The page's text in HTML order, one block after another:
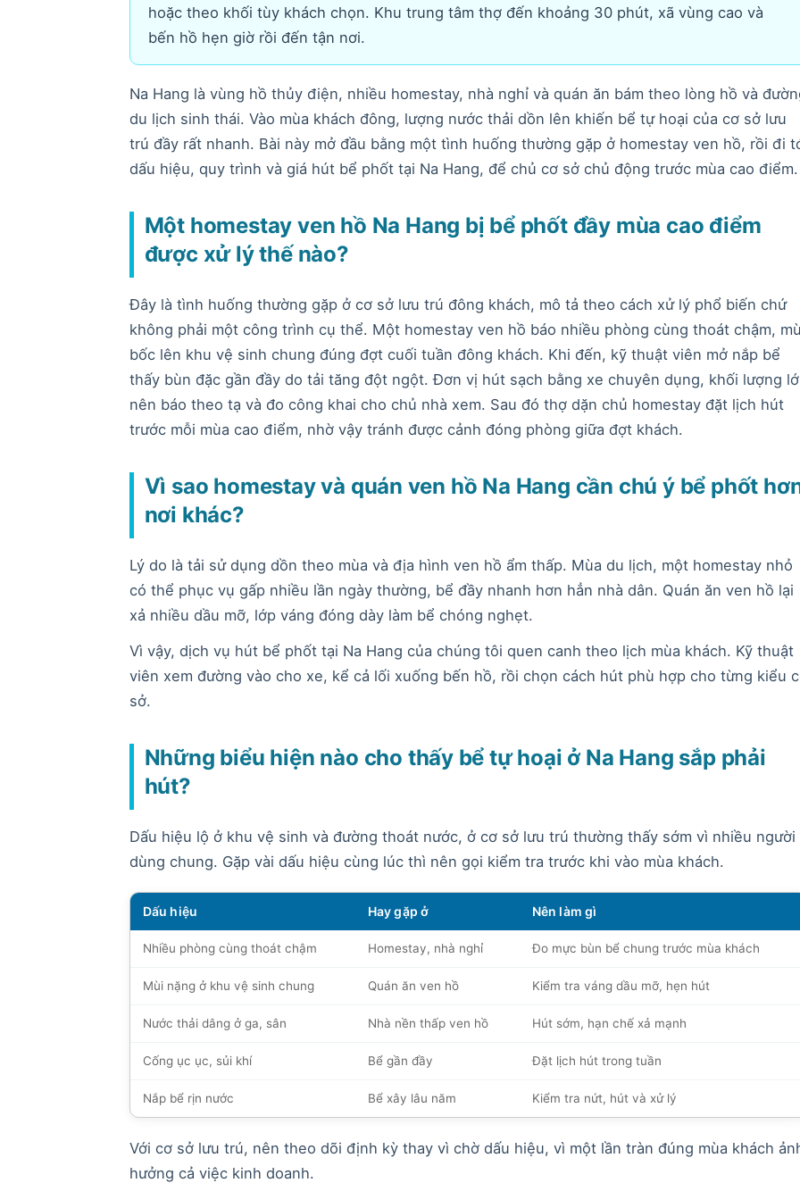
hoặc theo khối tùy khách chọn. Khu trung tâm thợ đến khoảng 30 phút, xã vùng cao và
bến hồ hẹn giờ rồi đến tận nơi.
Na Hang là vùng hồ thủy điện, nhiều homestay, nhà nghỉ và quán ăn bám theo lòng hồ và
du lịch sinh thái. Vào mùa khách đông, lượng nước thải dồn lên khiến bể tự hoại của cơ sở lưu
trú đầy rất nhanh. Bài này mở đầu bằng một tình huống thường gặp ở homestay ven hồ, rồi đi
dấu hiệu, quy trình và giá hút bể phốt tại Na Hang, để chủ cơ sở chủ động trước mùa cao điểm.
Một homestay ven hồ Na Hang bị bể phốt đầy mùa cao điểm
được xử lý thế nào?
Đây là tình huống thường gặp ở cơ sở lưu trú đông khách, mô tả theo cách xử lý phổ biến chứ
không phải một công trình cụ thể. Một homestay ven hồ báo nhiều phòng cùng thoát chậm,
bốc lên khu vệ sinh chung đúng đợt cuối tuần đông khách. Khi đến, kỹ thuật viên mở nắp bể
thấy bùn đặc gần đầy do tải tăng đột ngột. Đơn vị hút sạch bằng xe chuyên dụng, khối lượng
nên báo theo tạ và đo công khai cho chủ nhà xem. Sau đó thợ dặn chủ homestay đặt lịch hút
trước mỗi mùa cao điểm, nhờ vậy tránh được cảnh đóng phòng giữa đợt khách.
Vì sao homestay và quán ven hồ Na Hang cần chú ý bể phốt
nơi khác?
Lý do là tải sử dụng dồn theo mùa và địa hình ven hồ ẩm thấp. Mùa du lịch, một homestay nhỏ
có thể phục vụ gấp nhiều lần ngày thường, bể đầy nhanh hơn hẳn nhà dân. Quán ăn ven hồ lại
xả nhiều dầu mỡ, lớp váng đóng dày làm bể chóng nghẹt.
Vì vậy, dịch vụ hút bể phốt tại Na Hang của chúng tôi quen canh theo lịch mùa khách. Kỹ thuật
viên xem đường vào cho xe, kể cả lối xuống bến hồ, rồi chọn cách hút phù hợp cho từng kiểu
sở.
Những biểu hiện nào cho thấy bể tự hoại ở Na Hang sắp phải
hút?
Dấu hiệu lộ ở khu vệ sinh và đường thoát nước, ở cơ sở lưu trú thường thấy sớm vì nhiều người
dùng chung. Gặp vài dấu hiệu cùng lúc thì nên gọi kiểm tra trước khi vào mùa khách.
Dấu hiệu Hay gặp ở Nên làm gì
Nhiều phòng cùng thoát chậm Homestay, nhà nghỉ Đo mực bùn bể chung trước mùa khách
Mùi nặng ở khu vệ sinh chung Quán ăn ven hồ Kiểm tra váng dầu mỡ, hẹn hút
Nước thải dâng ở ga, sân Nhà nền thấp ven hồ Hút sớm, hạn chế xả mạnh
Cống ục ục, sủi khí Bể gần đầy Đặt lịch hút trong tuần
Nắp bể rịn nước Bể xây lâu năm Kiểm tra nứt, hút và xử lý
Với cơ sở lưu trú, nên theo dõi định kỳ thay vì chờ dấu hiệu, vì một lần tràn đúng mùa khách
hưởng cả việc kinh doanh.